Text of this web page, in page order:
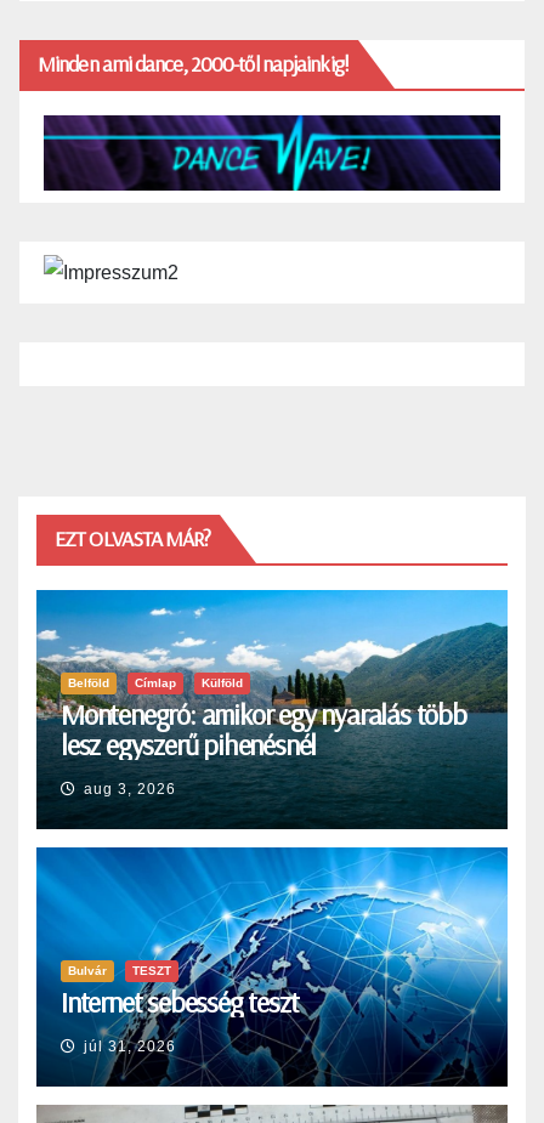
Minden ami dance, 2000-től napjainkig!
EZT OLVASTA MÁR?
Belföld Címlap Külföld
Montenegró: amikor egy nyaralás több
lesz egyszerű pihenésnél
aug 3, 2026
Bulvár TESZT
Internet sebesség teszt
júl 31, 2026